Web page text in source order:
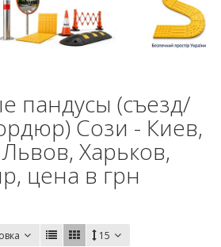
пандусы (съезд/
Сози - Киев,
Харьков,
цена в грн
15